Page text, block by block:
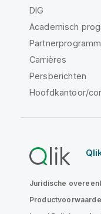
DIG
Academisch
Carrières
Persberichten
Hoofdkantoor/
Juridische